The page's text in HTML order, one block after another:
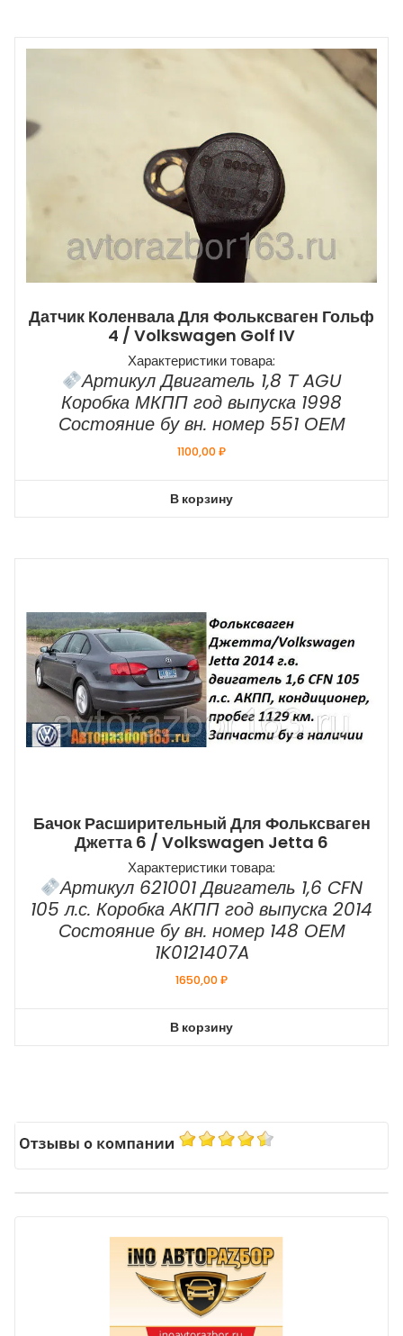
Датчик Коленвала Для Фольксваген Гольф
4 / Volkswagen Golf IV
Характеристики товара:
Артикул Двигатель 1,8 Т AGU
Коробка МКПП год выпуска 1998
Состояние бу вн. номер 551 ОЕМ
1100,00₽
В корзину
Бачок Расширительный Для Фольксваген
Джетта 6 / Volkswagen Jetta 6
Характеристики товара:
Артикул 621001 Двигатель 1,6 CFN
105 л.с. Коробка АКПП год выпуска 2014
Состояние бу вн. номер 148 ОЕМ
1K0121407A
1650,00₽
В корзину